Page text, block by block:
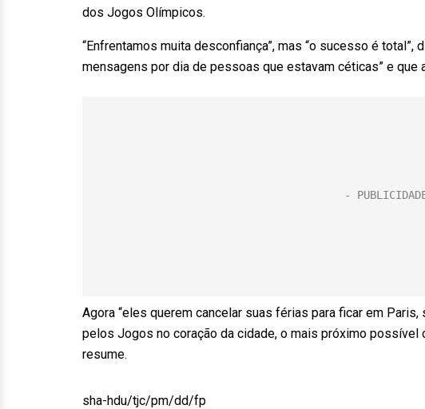
dos Jogos Olímpicos.
“Enfrentamos muita desconfiança”, mas “o sucesso é total”,
mensagens por dia de pessoas que estavam céticas” e que
Agora “eles querem cancelar suas férias para ficar em
pelos Jogos no coração da cidade, o mais próximo
resume.
sha-hdu/tjc/pm/dd/fp